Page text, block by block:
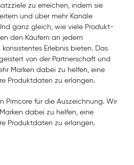
zu erreichen, indem sie
und über mehr Kanäle
ganz gleich, wie viele Produkt-
den Käufern an jedem
Erlebnis bieten. Das
von der Partnerschaft und
Marken dabei zu helfen, eine
Produktdaten zu erlangen.
Pimcore für die Auszeichnung. Wir
dabei zu helfen, eine
Produktdaten zu erlangen.